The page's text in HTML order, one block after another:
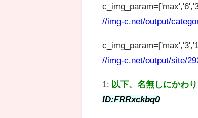
//img-c.net/output/
//img-c.net/output/site/
1: 以下、名無しにかわ
ID:FRRxckbq0